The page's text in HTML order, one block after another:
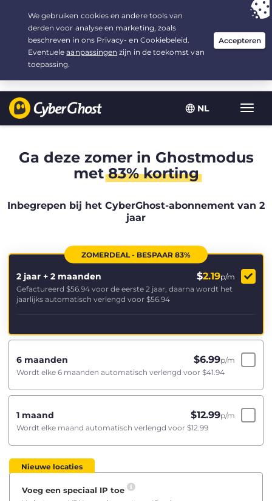
NL
Uw keuze:de beste aanbiedingvoor 2.1666666666667 jaar, voor $
2.19/maand
Ga deze zomer in Ghostmodus
met83% korting
Inbegrepen bij het CyberGhost-abonnement van 2
jaar
ZOMERDEAL - BESPAAR 83%
2 jaar + 2 maanden $2.19p/m
Gefactureerd $56.94 voor de eerste 2 jaar, daarna wordt het
jaarlijks automatisch verlengd voor $56.94
6 maanden $6.99p/m
Wordt elke 6 maanden automatisch verlengd voor $41.94
1 maand $12.99p/m
Wordt elke maand automatisch verlengd voor $12.99
Nieuwe locaties
Voeg een speciaal IP toe